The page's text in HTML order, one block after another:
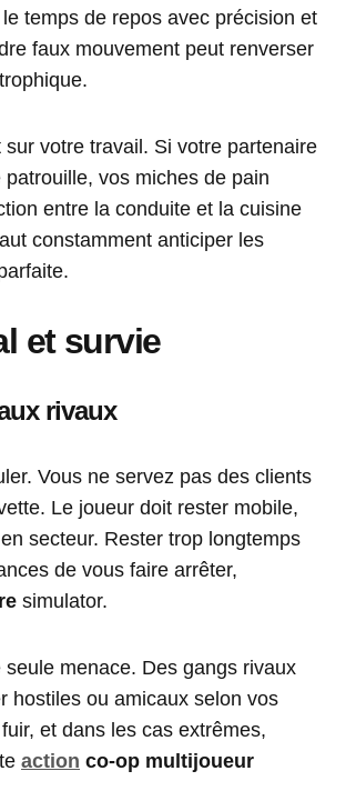
temps de repos avec précision et
faux mouvement peut renverser
votre travail. Si votre partenaire
vos miches de pain
entre la conduite et la cuisine
constamment anticiper les
et survie
rivaux
Vous ne servez pas des clients
Le joueur doit rester mobile,
secteur. Rester trop longtemps
de vous faire arrêter,
simulator.
menace. Des gangs rivaux
hostiles ou amicaux selon vos
et dans les cas extrêmes,
action co-op multijoueur